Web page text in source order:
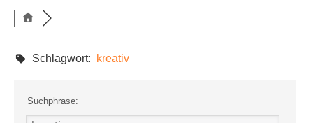
Schlagwort: kreativ
Suchphrase: